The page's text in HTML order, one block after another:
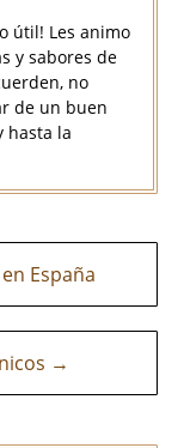
útil! Les animo
y sabores de
no
de un buen
hasta la
España
→